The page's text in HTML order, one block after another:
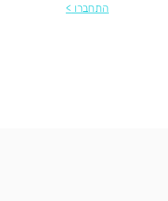
התחברו